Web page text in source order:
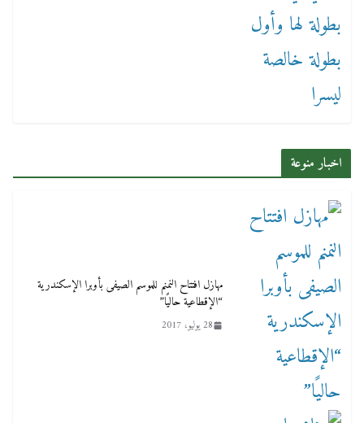
اخبار منوعة
مهازل افتتاح النمنم للموسم الصيفى بأوبرا الإسكندرية
“الإقطاعية حاليًا”
28 يوليو، 2017